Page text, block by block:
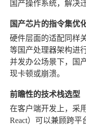
国产操作系统，解决
国产芯片的指令集优
硬件层面的适配同样
等国产处理器架构进
并发办公场景下，国
现卡顿或崩溃。
前瞻性的技术栈选型
在客户端开发上，采
React）可以兼顾跨平